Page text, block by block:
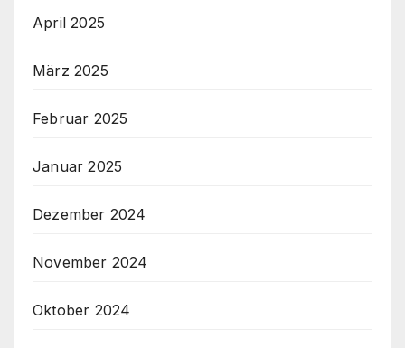
April 2025
März 2025
Februar 2025
Januar 2025
Dezember 2024
November 2024
Oktober 2024